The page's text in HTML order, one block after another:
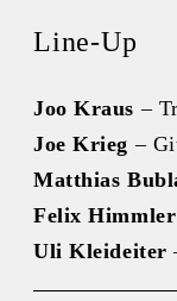
Line-Up
Joo Kraus–
Joe Krieg–
Matthias
Felix
Uli Kleideiter